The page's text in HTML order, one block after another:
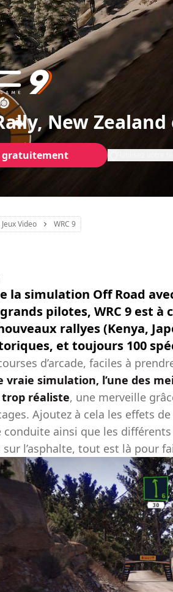
New
gratuitement
Jeux Video WRC 9
la simulation Off Road
pilotes, WRC 9 est
rallyes (Kenya,
et toujours 100
d’arcade, faciles à
vraie simulation, l’une des
réaliste, une merveille
Ajoutez à cela les effets
ainsi que les
l’asphalte, tout est là pour